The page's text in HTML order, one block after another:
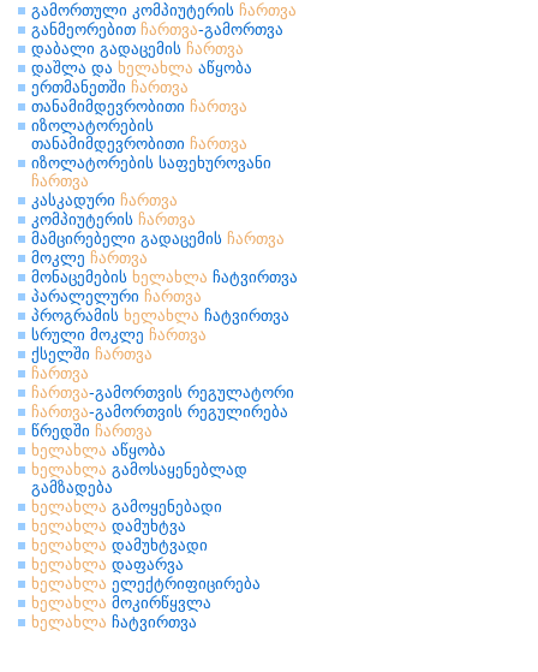
გამორთული კომპიუტერის ჩართვა
განმეორებით ჩართვა-გამორთვა
დაბალი გადაცემის ჩართვა
დაშლა და ხელახლა აწყობა
ერთმანეთში ჩართვა
თანამიმდევრობითი ჩართვა
იზოლატორების
თანამიმდევრობითი ჩართვა
იზოლატორების საფეხუროვანი
ჩართვა
კასკადური ჩართვა
კომპიუტერის ჩართვა
მამცირებელი გადაცემის ჩართვა
მოკლე ჩართვა
მონაცემების ხელახლა ჩატვირთვა
პარალელური ჩართვა
პროგრამის ხელახლა ჩატვირთვა
სრული მოკლე ჩართვა
ქსელში ჩართვა
ჩართვა
ჩართვა-გამორთვის რეგულატორი
ჩართვა-გამორთვის რეგულირება
წრედში ჩართვა
ხელახლა აწყობა
ხელახლა გამოსაყენებლად
გამზადება
ხელახლა გამოყენებადი
ხელახლა დამუხტვა
ხელახლა დამუხტვადი
ხელახლა დაფარვა
ხელახლა ელექტრიფიცირება
ხელახლა მოკირწყვლა
ხელახლა ჩატვირთვა